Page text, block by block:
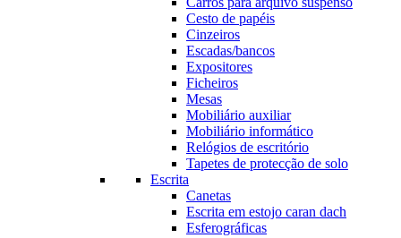
Cesto de papéis
Cinzeiros
Escadas/bancos
Expositores
Ficheiros
Mesas
Mobiliário auxiliar
Mobiliário informático
Relógios de escritório
Tapetes de protecção de solo
Escrita
Canetas
Escrita em estojo caran dach
Esferográficas